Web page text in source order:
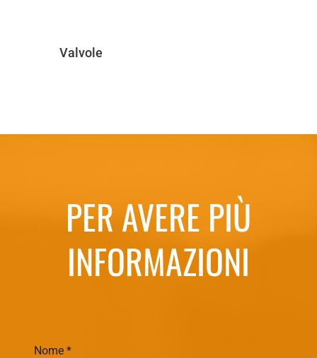
Valvole
PER AVERE PIÙ
INFORMAZIONI